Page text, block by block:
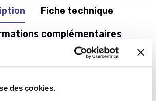
des cookies.
Fiche technique
complémentaires